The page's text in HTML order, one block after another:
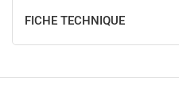
FICHE TECHNIQUE